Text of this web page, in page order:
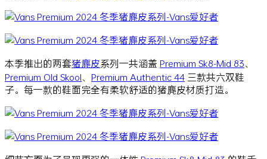
本季推出的两套猪麂皮系列一共涵盖 Premium Sk8-Mid 83、
Premium Old Skool、 Premium Authentic 44 三款共六双鞋
子。每一款的鞋面完全有柔软舒适的猪麂皮材质打造。